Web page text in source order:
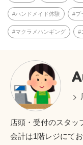
ハンドメイド体験 プ
マクラメハンギング
店頭・受付のスタッ
会計は1階レジにて